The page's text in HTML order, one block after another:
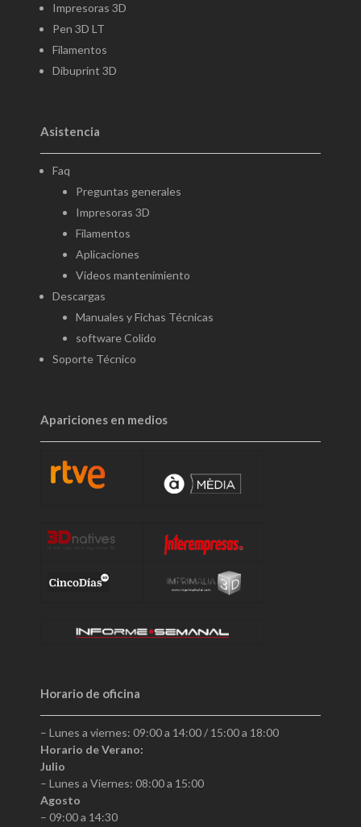
Impresoras 3D
Pen 3D LT
Filamentos
Dibuprint 3D
Asistencia
Faq
Preguntas generales
Impresoras 3D
Filamentos
Aplicaciones
Videos mantenimiento
Descargas
Manuales y Fichas Técnicas
software Colido
Soporte Técnico
Apariciones en medios
Horario de oficina
– Lunes a viernes: 09:00 a 14:00 / 15:00 a 18:00
Horario de Verano:
Julio
– Lunes a Viernes: 08:00 a 15:00
Agosto
– 09:00 a 14:30